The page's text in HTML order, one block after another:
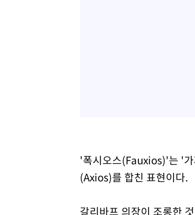
'폭시오스(Fauxios)'는 '
(Axios)를 합친 표현이다.
갈리바프 의장이 조롱한